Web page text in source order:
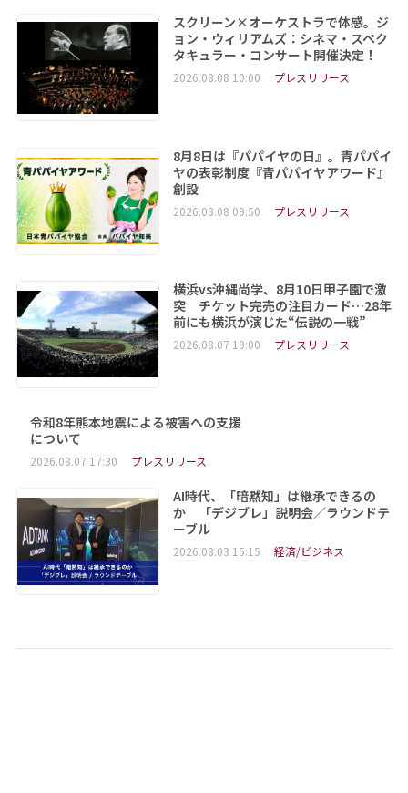
スクリーン×オーケストラで体感。ジ
ョン・ウィリアムズ：シネマ・スペク
タキュラー・コンサート開催決定！
2026.08.08 10:00 プレスリリース
8月8日は『パパイヤの日』。青パパイ
ヤの表彰制度『青パパイヤアワード』
創設
2026.08.08 09:50 プレスリリース
横浜vs沖縄尚学、8月10日甲子園で激
突 チケット完売の注目カード…28年
前にも横浜が演じた“伝説の一戦”
2026.08.07 19:00 プレスリリース
令和8年熊本地震による被害への支援
について
2026.08.07 17:30 プレスリリース
AI時代、「暗黙知」は継承できるの
か 「デジブレ」説明会／ラウンドテ
ーブル
2026.08.03 15:15 経済/ビジネス